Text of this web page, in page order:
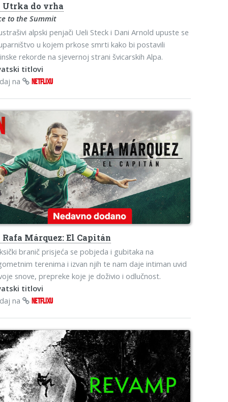
Utrka do vrha
to the Summit
alpski penjači Ueli Steck i Dani Arnold upuste se
u kojem prkose smrti kako bi postavili
rekorde na sjevernoj strani švicarskih Alpa.
titlovi
na
NETFLIXU
Rafa Márquez: El Capitán
branič prisjeća se pobjeda i gubitaka na
terenima i izvan njih te nam daje intiman uvid
snove, prepreke koje je doživio i odlučnost.
titlovi
na
NETFLIXU